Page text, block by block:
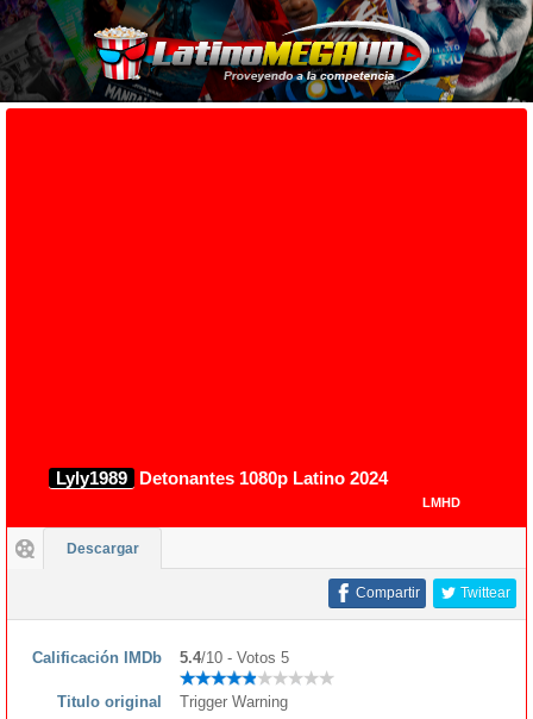
Lyly1989 Detonantes 1080p Latino 2024
LMHD
Descargar
Twittear
Compartir
Calificación IMDb 5.4/10 - Votos 5
Titulo original
Trigger Warning